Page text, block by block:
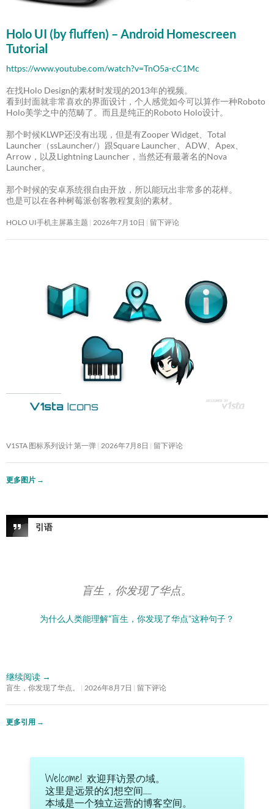
Holo UI (by fluffen) – Android Homescreen
Tutorial
https://www.youtube.com/watch?v=TnO5a-cC1Mc
在找Holo Design的素材时发现的2013年的视频。
看到封面就非常喜欢的界面设计，个人感觉如今可以算作一种Roboto
Holo美学之中的范畴了。而且是纯正的Roboto Holo设计。
那个时候KLWP还没有出现，但是有Zooper Widget、Total
Launcher（ssLauncher/）跟Square Launcher、ADW、Apex、
Arrow，以及Lightning Launcher，当然还有最著名的Nova
Launcher。
那个时候的安卓系统很自由开放，所以能玩出非常多的花样。
也是可以在各种树莓派创客教程复刻的素材。
HOLO UI手机主屏幕主题 2026年7月10日 留下评论
V1STA 图标系列设计 第一弹 2026年7月8日 留下评论
更多图片 →
引语
盲生，你发现了华点。
为什么人类能理解”盲生，你发现了华点”这种句子？
继续阅读 →
盲生，你发现了华点。 2026年8月7日 留下评论
更多引用 →
Welcome! 欢迎拜访景の域。
这里是远景的幻想空间……
本域是一个独立运营的博客空间。